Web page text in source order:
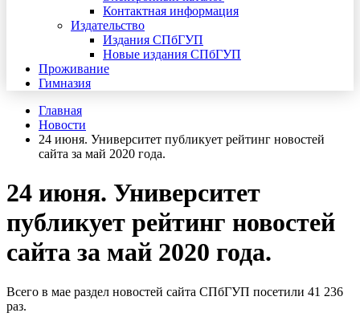
Контактная информация
Издательство
Издания СПбГУП
Новые издания СПбГУП
Проживание
Гимназия
Главная
Новости
24 июня. Университет публикует рейтинг новостей
сайта за май 2020 года.
24 июня. Университет
публикует рейтинг новостей
сайта за май 2020 года.
Всего в мае раздел новостей сайта СПбГУП посетили 41 236
раз.